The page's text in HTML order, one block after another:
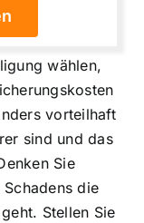
wählen,
vorteilhaft
sind und das
Sie
die
Stellen Sie